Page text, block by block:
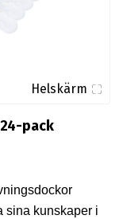
Helskärm
pack
sina kunskaper i